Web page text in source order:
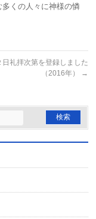
くの人々に神様の憐
日礼拝次第を登録しました
（2016年）
→